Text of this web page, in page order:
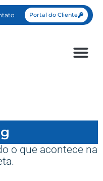
Portal do Cliente
o que acontece na